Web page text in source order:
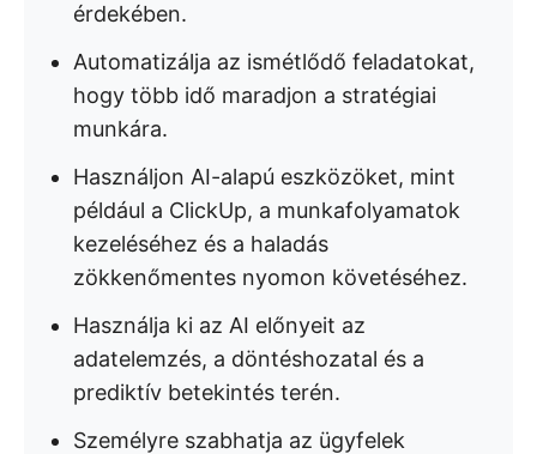
érdekében.
Automatizálja az ismétlődő feladatokat,
hogy több idő maradjon a stratégiai
munkára.
Használjon AI-alapú eszközöket, mint
például a ClickUp, a munkafolyamatok
kezeléséhez és a haladás
zökkenőmentes nyomon követéséhez.
Használja ki az AI előnyeit az
adatelemzés, a döntéshozatal és a
prediktív betekintés terén.
Személyre szabhatja az ügyfelek